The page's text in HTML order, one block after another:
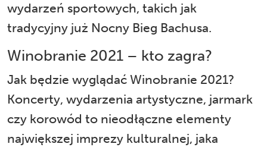
wydarzeń sportowych, takich jak
tradycyjny już Nocny Bieg Bachusa.
Winobranie 2021 – kto zagra?
Jak będzie wyglądać Winobranie 2021?
Koncerty, wydarzenia artystyczne, jarmark
czy korowód to nieodłączne elementy
największej imprezy kulturalnej, jaka